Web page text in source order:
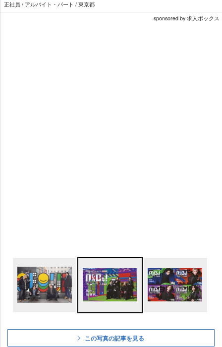
正社員 / アルバイト・パート / 東京都
sponsored by 求人ボックス
この写真の記事を見る